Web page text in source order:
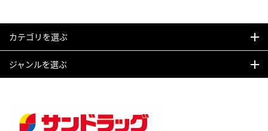
カテゴリを選ぶ
ジャンルを選ぶ